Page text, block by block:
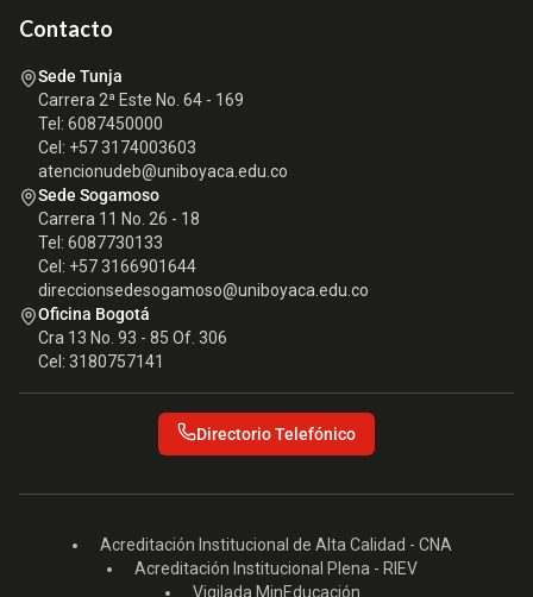
Contacto
Sede Tunja
Carrera 2ª Este No. 64 - 169
Tel: 6087450000
Cel: +57 3174003603
atencionudeb@uniboyaca.edu.co
Sede Sogamoso
Carrera 11 No. 26 - 18
Tel: 6087730133
Cel: +57 3166901644
direccionsedesogamoso@uniboyaca.edu.co
Oficina Bogotá
Cra 13 No. 93 - 85 Of. 306
Cel: 3180757141
Directorio Telefónico
Acreditación Institucional de Alta Calidad - CNA
Acreditación Institucional Plena - RIEV
Vigilada MinEducación